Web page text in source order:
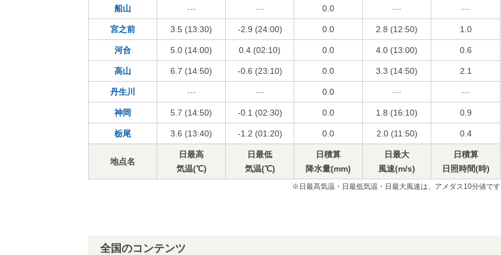
船山 --- --- 0.0 --- ---
宮之前 3.5 (13:30) -2.9 (24:00) 0.0 2.8 (12:50) 1.0
河合 5.0 (14:00) 0.4 (02:10) 0.0 4.0 (13:00) 0.6
高山 6.7 (14:50) -0.6 (23:10) 0.0 3.3 (14:50) 2.1
丹生川 --- --- 0.0 --- ---
神岡 5.7 (14:50) -0.1 (02:30) 0.0 1.8 (16:10) 0.9
栃尾 3.6 (13:40) -1.2 (01:20) 0.0 2.0 (11:50) 0.4
地点名
日最高
気温(℃)
日最低
気温(℃)
日積算
降水量(mm)
日最大
風速(m/s)
日積算
日照時間(時)
※日最高気温・日最低気温・日最大風速は、アメダス10分値です
全国のコンテンツ